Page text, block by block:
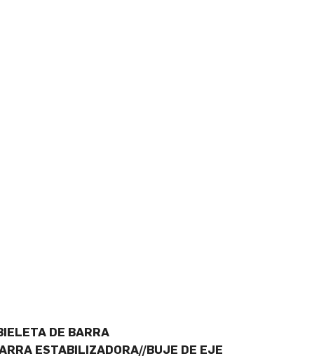
DE BARRA
ESTABILIZADORA//BUJE DE EJE